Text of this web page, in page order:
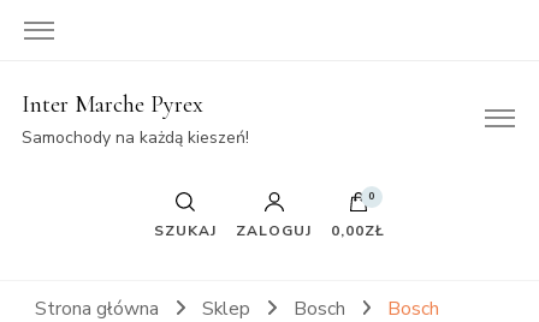
Inter Marche Pyrex
Samochody na każdą kieszeń!
SZUKAJ ZALOGUJ
0
0,00ZŁ
Strona główna Sklep Bosch
Bosch